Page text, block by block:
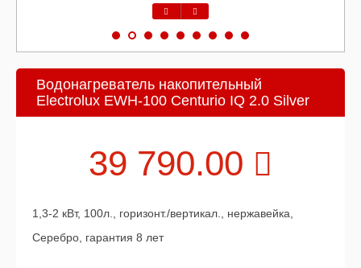
Водонагреватель накопительный
Electrolux EWH-100 Centurio IQ 2.0 Silver
39 790.00
1,3-2 кВт, 100л., горизонт./вертикал., нержавейка,
Серебро, гарантия 8 лет